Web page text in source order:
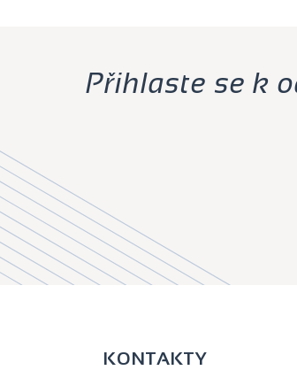
Přihlaste se k
KONTAKTY